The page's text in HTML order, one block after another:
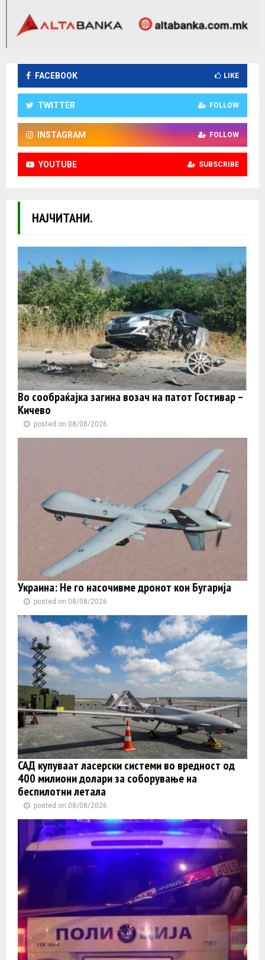
FACEBOOK LIKE
TWITTER FOLLOW
INSTAGRAM FOLLOW
YOUTUBE SUBSCRIBE
НАЈЧИТАНИ.
Во сообраќајка загина возач на патот Гостивар –
Кичево
posted on 08/08/2026
Украина: Не го насочивме дронот кон Бугарија
posted on 08/08/2026
САД купуваат ласерски системи во вредност од
400 милиони долари за соборување на
беспилотни летала
posted on 08/08/2026